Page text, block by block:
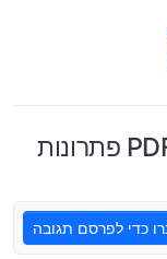
כדי לפרסם תגובה